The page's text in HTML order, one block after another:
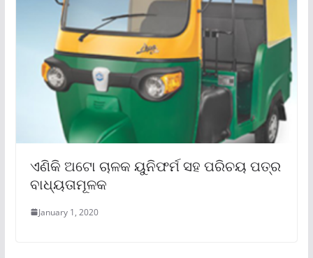
ଏଣିକି ଅଟୋ ଚାଳକ ୟୁନିଫର୍ମ ସହ ପରିଚୟ ପତ୍ର
ବାଧ୍ୟତାମୂଳକ
January 1, 2020